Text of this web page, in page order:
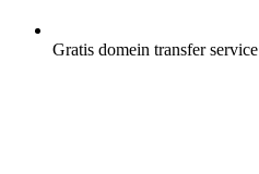
Gratis domein transfer service